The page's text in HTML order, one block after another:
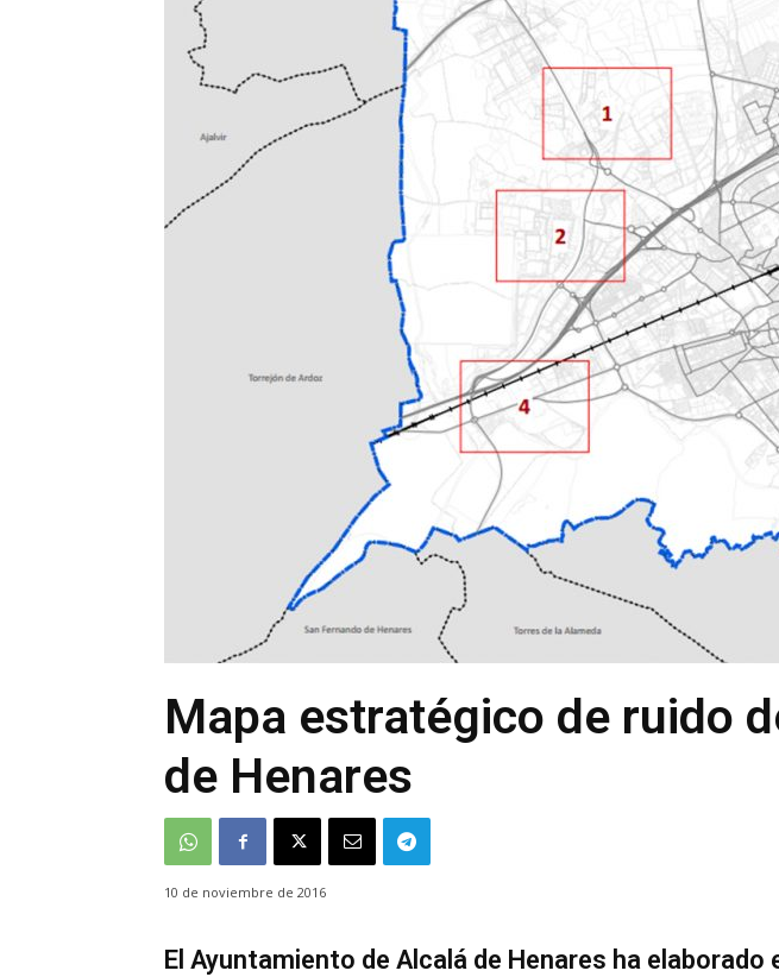
Mapa estratégico de ruido
de Henares
10 de noviembre de 2016
El Ayuntamiento de Alcalá de Henares ha elaborado